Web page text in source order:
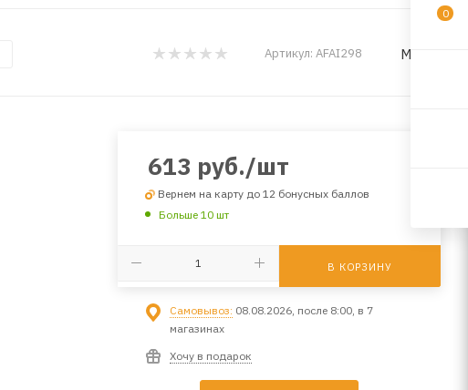
Артикул: AFAI298 MILES
613 руб./шт
Вернем на карту до 12 бонусных баллов
Больше 10 шт
В КОРЗИНУ
Самовывоз: 08.08.2026, после 8:00, в 7
магазинах
Хочу в подарок
0